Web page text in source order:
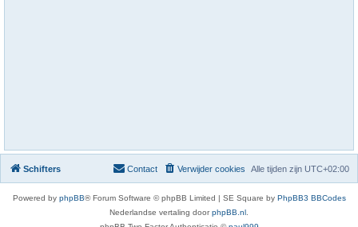
Schifters Alle tijden zijn UTC+02:00
Verwijder cookies
Contact
Powered by phpBB® Forum Software © phpBB Limited | SE Square by PhpBB3 BBCodes
Nederlandse vertaling doorphpBB.nl